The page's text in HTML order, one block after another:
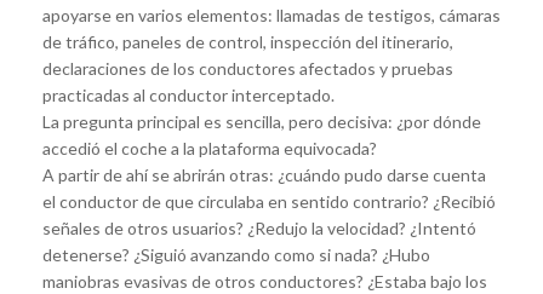
apoyarse en varios elementos: llamadas de testigos, cámaras
de tráfico, paneles de control, inspección del itinerario,
declaraciones de los conductores afectados y pruebas
practicadas al conductor interceptado.
La pregunta principal es sencilla, pero decisiva: ¿por dónde
accedió el coche a la plataforma equivocada?
A partir de ahí se abrirán otras: ¿cuándo pudo darse cuenta
el conductor de que circulaba en sentido contrario? ¿Recibió
señales de otros usuarios? ¿Redujo la velocidad? ¿Intentó
detenerse? ¿Siguió avanzando como si nada? ¿Hubo
maniobras evasivas de otros conductores? ¿Estaba bajo los